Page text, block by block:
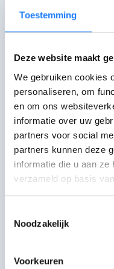
Toestemming
Deze website maakt
We gebruiken cookies
personaliseren, om
en om ons
informatie over uw
partners voor social
partners kunnen deze
informatie die u aan
verzameld op basis
Noodzakelijk
Voorkeuren
vragen.
Wees
Hou het
Wijk niet af.
Spreek
Blijf altijd
bedank
de